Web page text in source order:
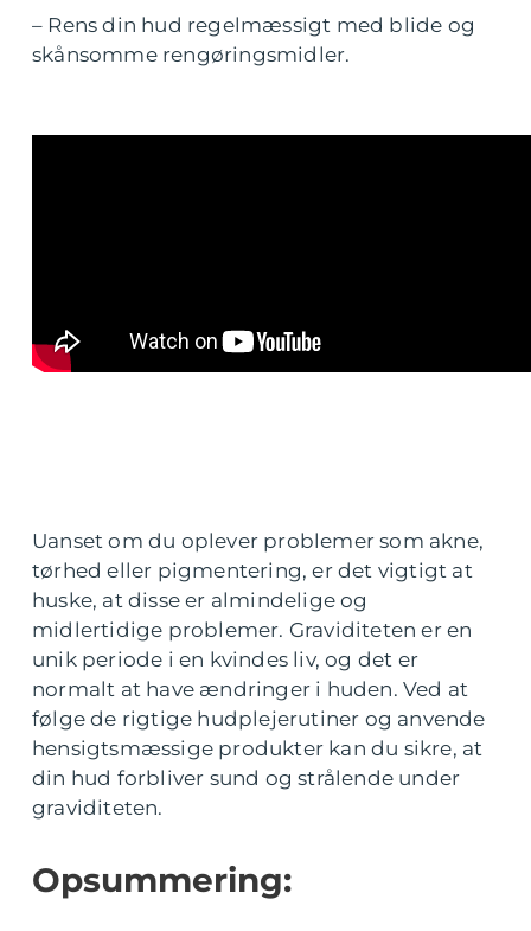
– Rens din hud regelmæssigt med blide og
skånsomme rengøringsmidler.
Uanset om du oplever problemer som akne,
tørhed eller pigmentering, er det vigtigt at
huske, at disse er almindelige og
midlertidige problemer. Graviditeten er en
unik periode i en kvindes liv, og det er
normalt at have ændringer i huden. Ved at
følge de rigtige hudplejerutiner og anvende
hensigtsmæssige produkter kan du sikre, at
din hud forbliver sund og strålende under
graviditeten.
Opsummering: